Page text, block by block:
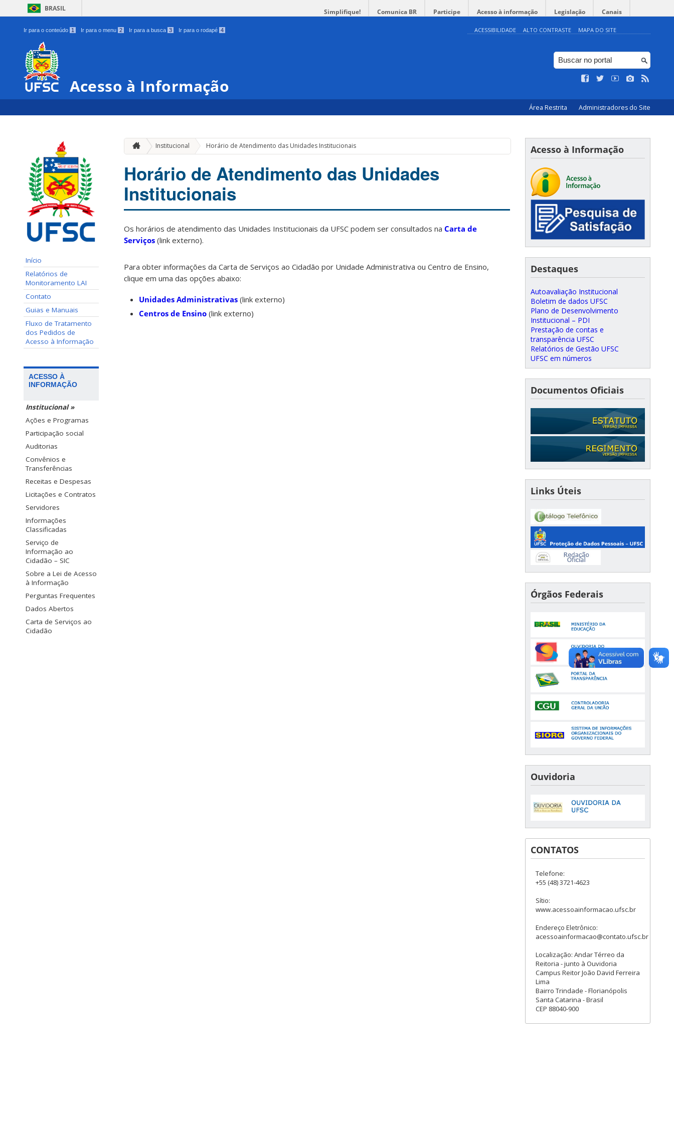
BRASIL Simplifique! Comunica BR Participe Acesso à informação Legislação Canais
Ir para o conteúdo 1 Ir para o menu 2 Ir para a busca 3 Ir para o rodapé 4 ACESSIBILIDADE ALTO CONTRASTE MAPA DO SITE
Acesso à Informação
Área Restrita Administradores do Site
Início
Relatórios de
Monitoramento LAI
Contato
Guias e Manuais
Fluxo de Tratamento
dos Pedidos de
Acesso à Informação
ACESSO À
INFORMAÇÃO
Institucional »
Ações e Programas
Participação social
Auditorias
Convênios e
Transferências
Receitas e Despesas
Licitações e Contratos
Servidores
Informações
Classificadas
Serviço de
Informação ao
Cidadão – SIC
Sobre a Lei de Acesso
à Informação
Perguntas Frequentes
Dados Abertos
Carta de Serviços ao
Cidadão
Institucional Horário de Atendimento das Unidades Institucionais
Horário de Atendimento das Unidades
Institucionais
Os horários de atendimento das Unidades Institucionais da UFSC podem ser consultados na Carta de
Serviços (link externo).
Para obter informações da Carta de Serviços ao Cidadão por Unidade Administrativa ou Centro de Ensino,
clique em uma das opções abaixo:
Unidades Administrativas (link externo)
Centros de Ensino (link externo)
Acesso à Informação
Destaques
Autoavaliação Institucional
Boletim de dados UFSC
Plano de Desenvolvimento
Institucional – PDI
Prestação de contas e
transparência UFSC
Relatórios de Gestão UFSC
UFSC em números
Documentos Oficiais
Links Úteis
Órgãos Federais
Ouvidoria
CONTATOS
Telefone:
+55 (48) 3721-4623
Sítio:
www.acessoainformacao.ufsc.br
Endereço Eletrônico:
acessoainformacao@contato.ufsc.br
Localização: Andar Térreo da
Reitoria - junto à Ouvidoria
Campus Reitor João David Ferreira
Lima
Bairro Trindade - Florianópolis
Santa Catarina - Brasil
CEP 88040-900